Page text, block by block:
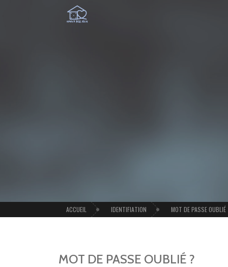
ACCUEIL IDENTIFIATION MOT DE PASSE OUBLIÉ
MOT DE PASSE OUBLIÉ ?